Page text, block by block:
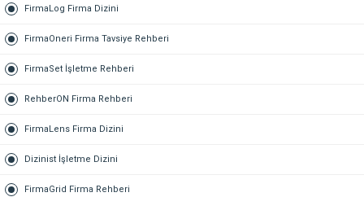
FirmaLog Firma Dizini
FirmaOneri Firma Tavsiye Rehberi
FirmaSet İşletme Rehberi
RehberON Firma Rehberi
FirmaLens Firma Dizini
Dizinist İşletme Dizini
FirmaGrid Firma Rehberi